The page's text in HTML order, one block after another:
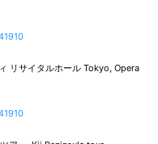
リサイタルホール Tokyo, Opera